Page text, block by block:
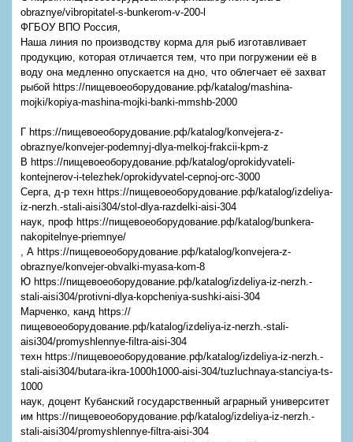
obraznye/vibropitatel-s-bunkerom-v-200-l
ФГБОУ ВПО Россия,
Наша линия по производству корма для рыб изготавливает
продукцию, которая отличается тем, что при погружении её в
воду она медленно опускается на дно, что облегчает её захват
рыбой https://пищевоеоборудование.рф/katalog/mashina-
mojki/kopiya-mashina-mojki-banki-mmshb-2000
Г https://пищевоеоборудование.рф/katalog/konvejera-z-
obraznye/konvejer-podemnyj-dlya-melkoj-frakcii-kpm-z
В https://пищевоеоборудование.рф/katalog/oprokidyvateli-
kontejnerov-i-telezhek/oprokidyvatel-cepnoj-orc-3000
Серга, д-р техн https://пищевоеоборудование.рф/katalog/izdeliya-
iz-nerzh.-stali-aisi304/stol-dlya-razdelki-aisi-304
наук, проф https://пищевоеоборудование.рф/katalog/bunkera-
nakopitelnye-priemnye/
, А https://пищевоеоборудование.рф/katalog/konvejera-z-
obraznye/konvejer-obvalki-myasa-kom-8
Ю https://пищевоеоборудование.рф/katalog/izdeliya-iz-nerzh.-
stali-aisi304/protivni-dlya-kopcheniya-sushki-aisi-304
Марченко, канд https://
пищевоеоборудование.рф/katalog/izdeliya-iz-nerzh.-stali-
aisi304/promyshlennye-filtra-aisi-304
техн https://пищевоеоборудование.рф/katalog/izdeliya-iz-nerzh.-
stali-aisi304/butara-ikra-1000h1000-aisi-304/tuzluchnaya-stanciya-ts-
1000
наук, доцент Кубанский государственный аграрный университет
им https://пищевоеоборудование.рф/katalog/izdeliya-iz-nerzh.-
stali-aisi304/promyshlennye-filtra-aisi-304